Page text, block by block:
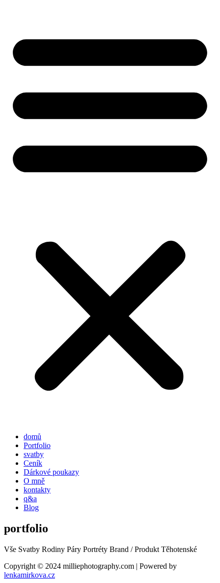
domů
Portfolio
svatby
Ceník
Dárkové poukazy
O mně
kontakty
q&a
Blog
portfolio
Vše Svatby Rodiny Páry Portréty Brand / Produkt Těhotenské
Copyright © 2024 milliephotography.com | Powered by
lenkamirkova.cz